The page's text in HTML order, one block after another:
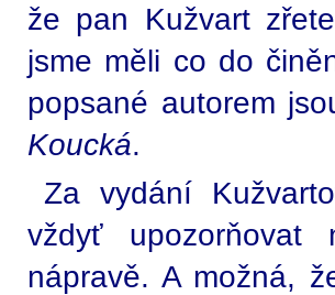
že pan Kužvart
jsme měli co do
popsané autorem
Koucká.
Za vydání
vždyť
nápravě. A možná,